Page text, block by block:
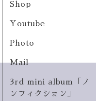
Shop
Youtube
Photo
Mail
3rd mini album「ノ
ンフィクション」